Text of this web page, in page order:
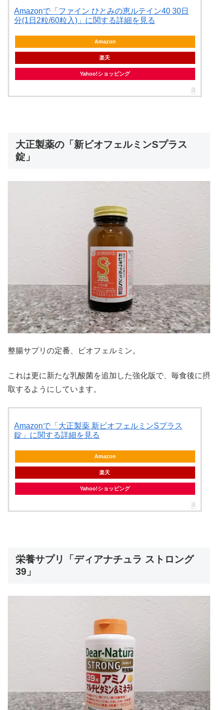
Amazonで「ファイン ひとみの恵ルテイン40 30日
分(1日2粒/60粒入)」に関する詳細を見る
Amazon
楽天
Yahoo!ショッピング
大正製薬の「新ビオフェルミンSプラス
錠」
整腸サプリの定番、ビオフェルミン。
これは更に新たな乳酸菌を追加した強化版で、毎食後に摂
取するようにしています。
Amazonで「大正製薬 新ビオフェルミンSプラス
錠」に関する詳細を見る
Amazon
楽天
Yahoo!ショッピング
栄養サプリ「ディアナチュラ ストロング
39」